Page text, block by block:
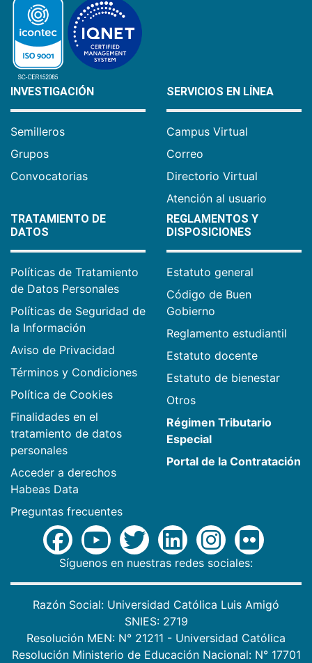
INVESTIGACIÓN
Semilleros
Grupos
Convocatorias
SERVICIOS EN LÍNEA
Campus Virtual
Correo
Directorio Virtual
Atención al usuario
TRATAMIENTO DE
DATOS
Políticas de Tratamiento
de Datos Personales
Políticas de Seguridad de
la Información
Aviso de Privacidad
Términos y Condiciones
Política de Cookies
Finalidades en el
tratamiento de datos
personales
Acceder a derechos
Habeas Data
Preguntas frecuentes
REGLAMENTOS Y
DISPOSICIONES
Estatuto general
Código de Buen
Gobierno
Reglamento estudiantil
Estatuto docente
Estatuto de bienestar
Otros
Régimen Tributario
Especial
Portal de la Contratación
Síguenos en nuestras redes sociales:
Razón Social: Universidad Católica Luis Amigó
SNIES: 2719
Resolución MEN: N° 21211 - Universidad Católica
Resolución Ministerio de Educación Nacional: N° 17701